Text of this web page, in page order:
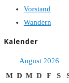
Vorstand
Wandern
Kalender
August 2026
M D M D F S